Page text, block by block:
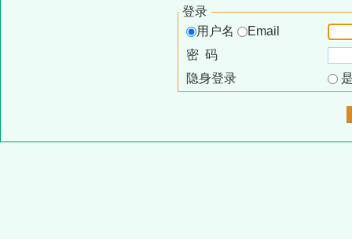
登录
用户名
Email
密 码
隐身登录